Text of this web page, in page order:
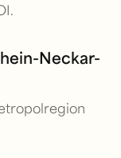
Neckar-